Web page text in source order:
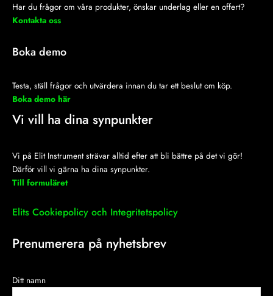
Har du frågor om våra produkter, önskar underlag eller en offert?
Kontakta oss
Boka demo
Testa, ställ frågor och utvärdera innan du tar ett beslut om köp.
Boka demo här
Vi vill ha dina synpunkter
Vi på Elit Instrument strävar alltid efter att bli bättre på det vi gör!
Därför vill vi gärna ha dina synpunkter.
Till formuläret
Elits Cookiepolicy och Integritetspolicy
Prenumerera på nyhetsbrev
Ditt namn